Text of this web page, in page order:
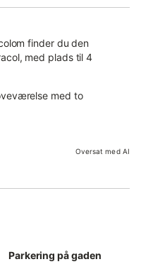
finder du den
med plads til 4
med to
tv og Wi-Fi. Du kan
kan du nyde udsigten
og indkøbsmuligheder
nærmeste strand Cala
Oversat med AI
Parkering på gaden